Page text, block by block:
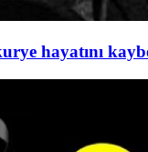
hayatını